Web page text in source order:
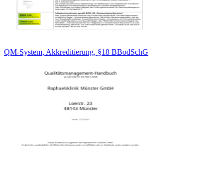
QM-System, Akkreditierung, §18 BBodSchG